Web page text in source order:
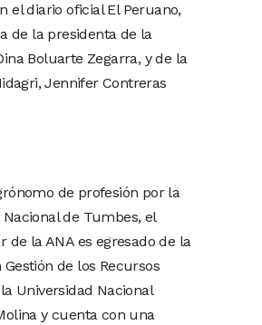
el diario oficial El Peruano,
de la presidenta de la
Boluarte Zegarra, y de la
Jennifer Contreras
de profesión por la
de Tumbes, el
de la ANA es egresado de la
de los Recursos
Universidad Nacional
y cuenta con una